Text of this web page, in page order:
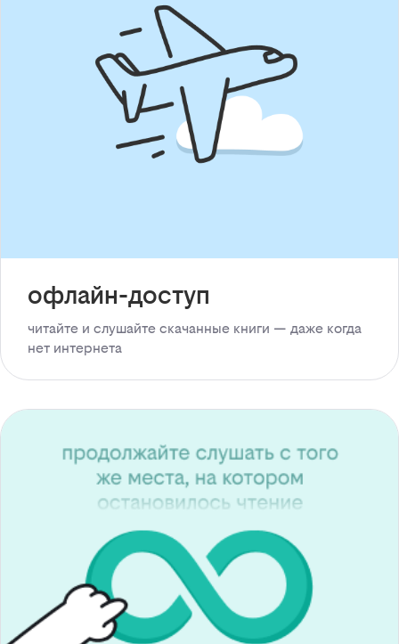
офлайн-доступ
читайте и слушайте скачанные книги — даже когда
нет интернета